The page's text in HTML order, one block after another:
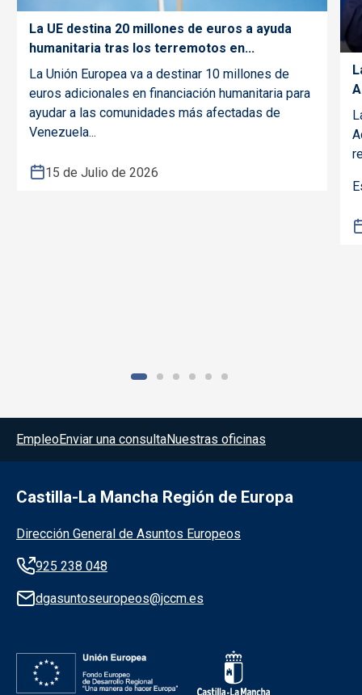
La UE destina 20 millones de euros a ayuda
humanitaria tras los terremotos en...
La Unión Europea va a destinar 10 millones de
euros adicionales en financiación humanitaria para
ayudar a las comunidades más afectadas de
Venezuela...
15 de Julio de 2026
Menú del pie
EmpleoEnviar una consultaNuestras oficinas
Castilla-La Mancha Región de Europa
Información de la institución
Dirección General de Asuntos Europeos
925 238 048
dgasuntoseuropeos@jccm.es